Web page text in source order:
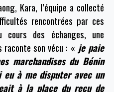
Kara, l’équipe a collecté
rencontrées par ces
cours des échanges, une
son vécu : « je paie
marchandises du Bénin
eu à me disputer avec un
à la place du reçu de